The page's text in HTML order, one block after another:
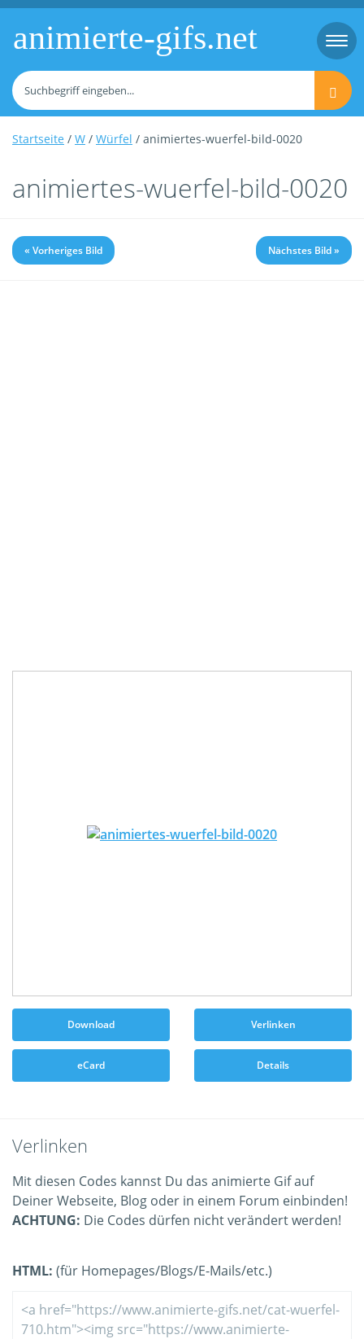
animierte-gifs.net
Startseite / W / Würfel / animiertes-wuerfel-bild-0020
animiertes-wuerfel-bild-0020
« Vorheriges Bild Nächstes Bild »
Download Verlinken
eCard Details
Verlinken
Mit diesen Codes kannst Du das animierte Gif auf
Deiner Webseite, Blog oder in einem Forum einbinden!
ACHTUNG: Die Codes dürfen nicht verändert werden!
HTML: (für Homepages/Blogs/E-Mails/etc.)